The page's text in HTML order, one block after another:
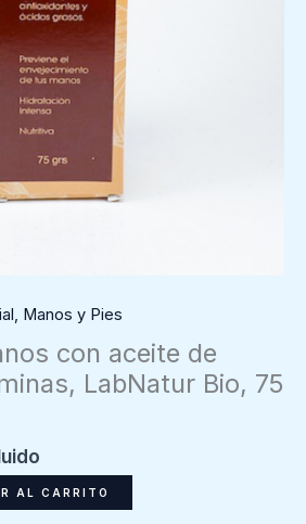
Manos y Pies
con aceite de
LabNatur Bio, 75
AL CARRITO